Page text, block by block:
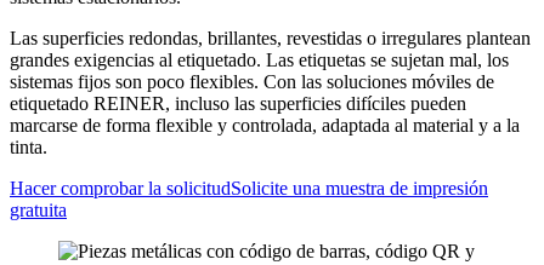
Las superficies redondas, brillantes, revestidas o irregulares plantean
grandes exigencias al etiquetado. Las etiquetas se sujetan mal, los
sistemas fijos son poco flexibles. Con las soluciones móviles de
etiquetado REINER, incluso las superficies difíciles pueden
marcarse de forma flexible y controlada, adaptada al material y a la
tinta.
Hacer comprobar la solicitudSolicite una muestra de impresión
gratuita